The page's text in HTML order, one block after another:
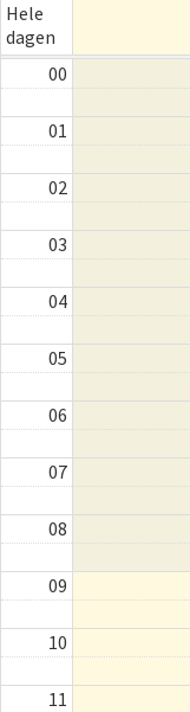
Hele
dagen
00
01
02
03
04
05
06
07
08
09
10
11